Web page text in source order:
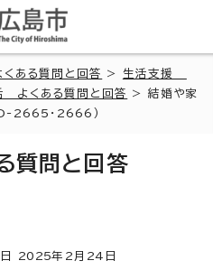
くある質問と回答 > 生活支援
よくある質問と回答
> 結婚や家
2665・2666）
質問と回答
2025年2月 24 日